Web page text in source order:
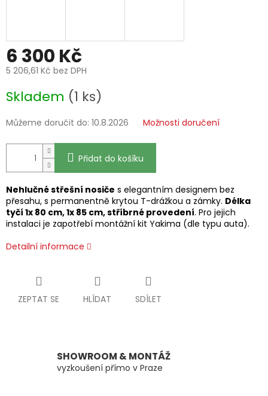
6 300 Kč
5 206,61 Kč bez DPH
cena:
Skladem (1 ks)
Můžeme doručit do: 10.8.2026 Možnosti doručení
Přidat do košíku
Nehlučné střešní nosiče s elegantním designem bez
přesahu, s permanentně krytou T-drážkou a zámky. Délka
tyčí 1x 80 cm, 1x 85 cm, stříbrné provedení. Pro jejich
instalaci je zapotřebí montážní kit Yakima (dle typu auta).
Detailní informace
ZEPTAT SE HLÍDAT SDÍLET
SHOWROOM & MONTÁŽ
vyzkoušení přímo v Praze